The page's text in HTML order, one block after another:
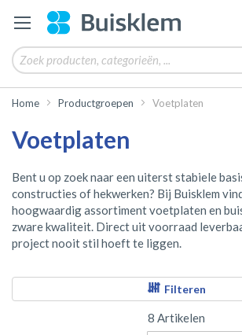
Home Productgroepen Voetplaten
Voetplaten
Bent u op zoek naar een uiterst stabiele
constructies of hekwerken? Bij Buisklem
hoogwaardig assortiment voetplaten en
zware kwaliteit. Direct uit voorraad
project nooit stil hoeft te liggen.
Filteren
8 Artikelen